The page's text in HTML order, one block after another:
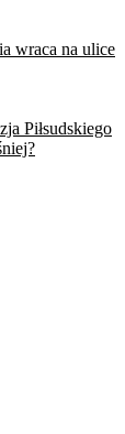
wraca na ulice
Piłsudskiego